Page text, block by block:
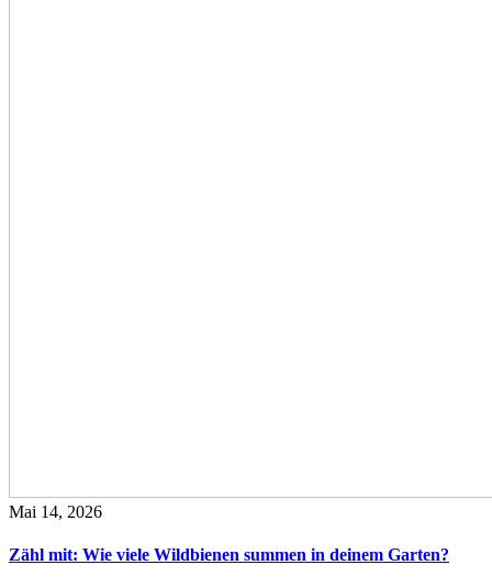
Mai 14, 2026
Zähl mit: Wie viele Wildbienen summen in deinem Garten?